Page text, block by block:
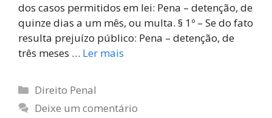
dos casos permitidos em lei: Pena – detenção, de
quinze dias a um mês, ou multa. § 1º – Se do fato
resulta prejuízo público: Pena – detenção, de
três meses … Ler mais
Direito Penal
Deixe um comentário